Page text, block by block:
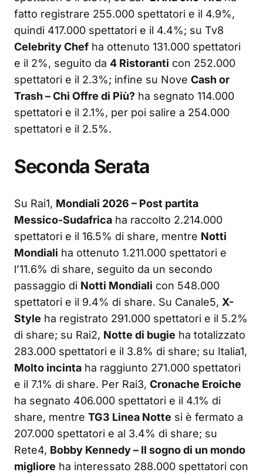
fatto registrare 255.000 spettatori e il 4.9%,
quindi 417.000 spettatori e il 4.4%; su Tv8
Celebrity Chef ha ottenuto 131.000 spettatori
e il 2%, seguito da 4 Ristoranti con 252.000
spettatori e il 2.3%; infine su Nove Cash or
Trash – Chi Offre di Più? ha segnato 114.000
spettatori e il 2.1%, per poi salire a 254.000
spettatori e il 2.5%.
Seconda Serata
Su Rai1, Mondiali 2026 – Post partita
Messico-Sudafrica ha raccolto 2.214.000
spettatori e il 16.5% di share, mentre Notti
Mondiali ha ottenuto 1.211.000 spettatori e
l’11.6% di share, seguito da un secondo
passaggio di Notti Mondiali con 548.000
spettatori e il 9.4% di share. Su Canale5, X-
Style ha registrato 291.000 spettatori e il 5.2%
di share; su Rai2, Notte di bugie ha totalizzato
283.000 spettatori e il 3.8% di share; su Italia1,
Molto incinta ha raggiunto 271.000 spettatori
e il 7.1% di share. Per Rai3, Cronache Eroiche
ha segnato 406.000 spettatori e il 4.1% di
share, mentre TG3 Linea Notte si è fermato a
207.000 spettatori e al 3.4% di share; su
Rete4, Bobby Kennedy – Il sogno di un mondo
migliore ha interessato 288.000 spettatori con